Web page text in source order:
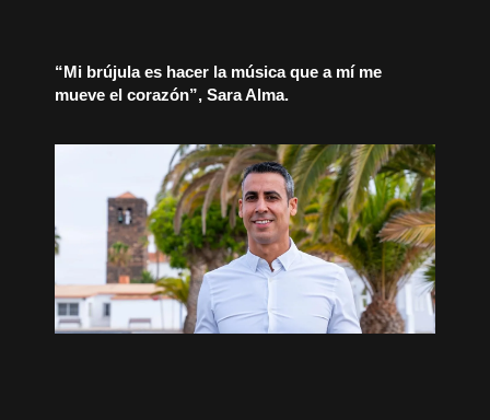
“Mi brújula es hacer la música que a mí me
mueve el corazón”, Sara Alma.